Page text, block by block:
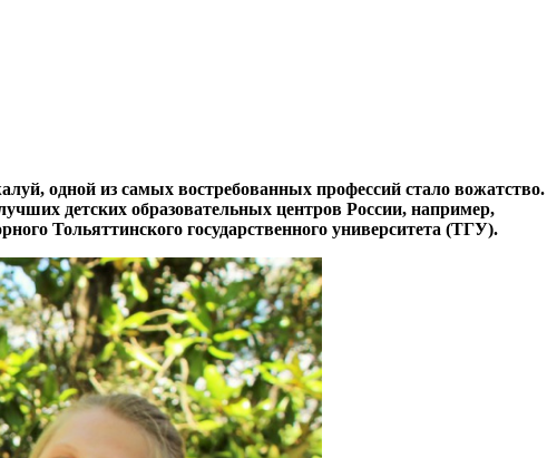
одной из самых востребованных профессий стало вожатство.
детских образовательных центров России, например,
Тольяттинского государственного университета (ТГУ).